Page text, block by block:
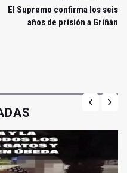
El Supremo confirma los seis
años de prisión a Griñán